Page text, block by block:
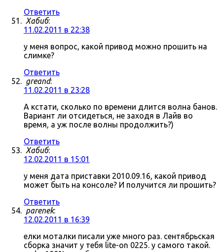
Ответить
Хабиб:
11.02.2011 в 22:38
у меня вопрос, какой привод можно прошить на
слимке?
Ответить
greand:
11.02.2011 в 23:28
А кстати, сколько по времени длится волна банов.
Вариант ли отсидеться, не заходя в Лайв во
время, а уж после волны продолжить?)
Ответить
Хабиб:
12.02.2011 в 15:01
у меня дата приставки 2010.09.16, какой привод
может быть на консоле? И получится ли прошить?
Ответить
parenek:
12.02.2011 в 16:39
елки моталки писали уже много раз. сентябрьская
сборка значит у тебя lite-on 0225. у самого такой.